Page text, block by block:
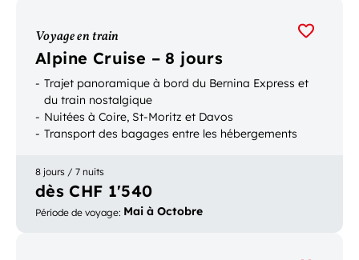
Voyage en train
Alpine Cruise – 8 jours
Trajet panoramique à bord du Bernina Express et
du train nostalgique
Nuitées à Coire, St-Moritz et Davos
Transport des bagages entre les hébergements
8 jours / 7 nuits
dès CHF 1'540
Période de voyage: Mai à Octobre